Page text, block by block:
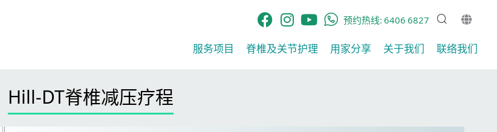
预约热线:6406 6827
服务项目 脊椎及关节护理​ 用家分享​ 关于我们 联络我们
Hill-DT脊椎减压疗程